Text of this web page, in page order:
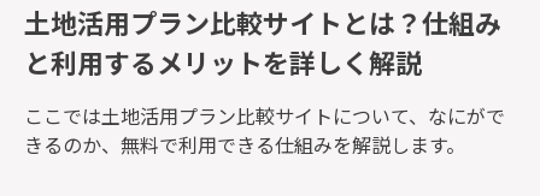
土地活用プラン比較サイトとは？仕組み
と利用するメリットを詳しく解説
ここでは土地活用プラン比較サイトについて、なにがで
きるのか、無料で利用できる仕組みを解説します。